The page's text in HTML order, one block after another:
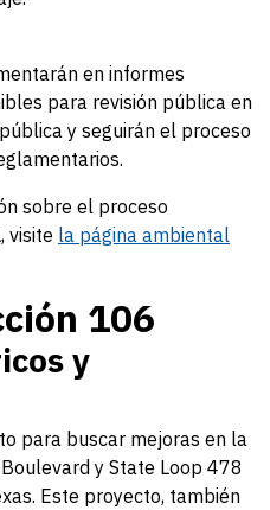
en informes
para revisión pública en
y seguirán el proceso
sobre el proceso
visite la página ambiental
106
y
para buscar mejoras en la
y State Loop 478
Este proyecto, también